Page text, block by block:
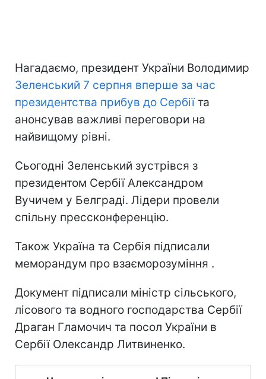
Нагадаємо, президент України Володимир
Зеленський 7 серпня вперше за час
президентства прибув до Сербіїта
анонсував важливі переговори на
найвищому рівні.
Сьогодні Зеленський зустрівся з
президентом Сербії Александром
Вучичем у Белграді. Лідери провели
спільну прессконференцію.
Також Україна та Сербія підписали
меморандум про взаєморозуміння .
Документ підписали міністр сільського,
лісового та водного господарства Сербії
Драган Гламочич та посол України в
Сербії Олександр Литвиненко.